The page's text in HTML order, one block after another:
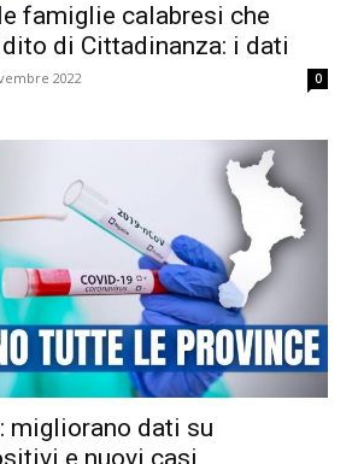
famiglie calabresi che
di Cittadinanza: i dati
2022 0
migliorano dati su
e nuovi casi